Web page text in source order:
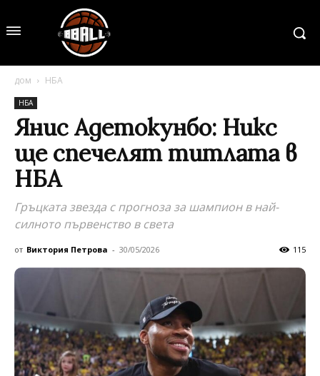
дом НБА
НБА
Янис Адетокунбо: Никс
ще спечелят титлата в
НБА
Гръцката звезда с прогноза за шампион в най-
силното първенство в света
от Виктория Петрова - 30/05/2026 115